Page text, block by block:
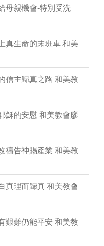
母親機會-特別受洗
真生命的末班車 和美
信主歸真之路 和美教
穌的安慰 和美教會廖
禱告神賜產業 和美教
真理而歸真 和美教會
艱難仍能平安 和美教